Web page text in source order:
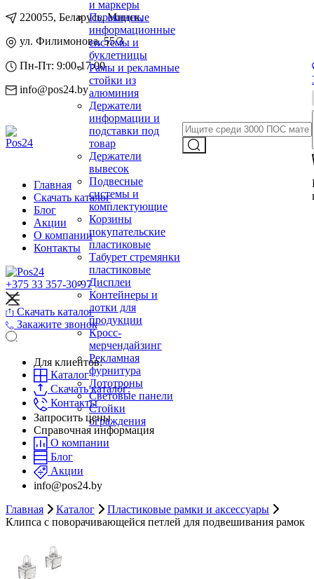
220055, Беларусь, Минск,
ул. Филимонова, 55/3
Пн-Пт: 9:00-17:00
info@pos24.by
и маркеры
Перекидные
информационные
системы и
буклетницы
Рамы и рекламные
стойки из
алюминия
Держатели
информации и
подставки под
товар
Держатели
вывесок
Подвесные
системы и
комплектующие
Корзины
покупательские
пластиковые
Табурет стремянки
пластиковые
Дисплеи
Контейнеры и
лотки для
продукции
Кросс-
мерчендайзинг
Рекламная
фурнитура
Лототроны
Световые панели
Стойки
ограждения
Главная
Скачать каталог
Блог
Акции
О компании
Контакты
+375 33 357-30-97
Скачать каталог
Закажите звонок
Для клиентов:
Каталог
Скачать каталог:
Контакты
Запросить цены
Справочная информация
О компании
Блог
Акции
info@pos24.by
Главная
Каталог
Пластиковые рамки и аксессуары
Клипса с поворачивающейся петлей для подвешивания рамок